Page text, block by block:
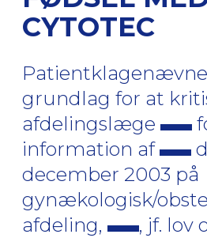
CYTOTEC
grundlag for at
afdelingslæge
information af
december 2003 på
gynækologisk/
afdeling,
, jf. lov